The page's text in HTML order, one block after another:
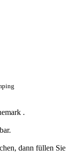
.
dann füllen Sie